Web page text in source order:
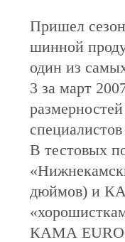
Пришел
шинной
один из
3 за март
В тестовых
дюймов) и
КАМА EURO-